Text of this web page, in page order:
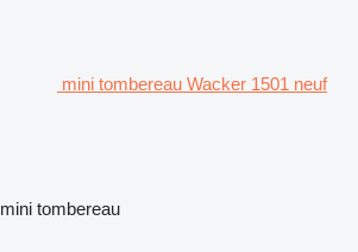
mini tombereau Wacker 1501 neuf
tombereau